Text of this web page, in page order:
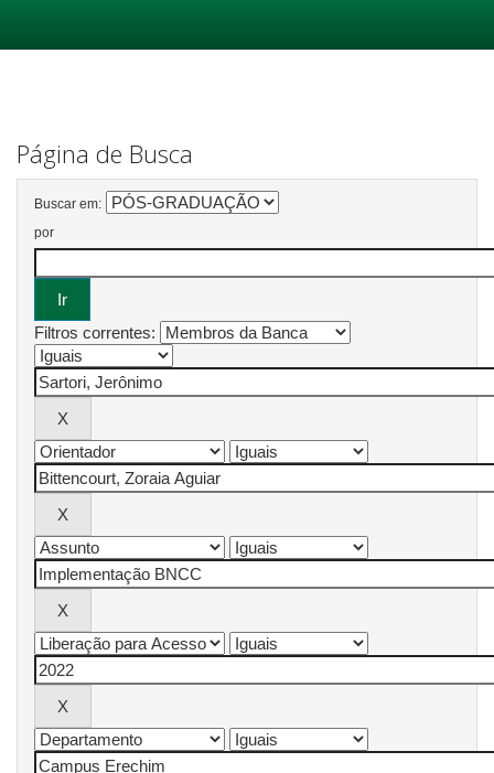
Página de Busca
Buscar em:
por
Filtros correntes: